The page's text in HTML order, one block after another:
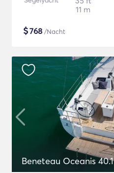
11 m
$768 /Nacht
Beneteau Oceanis 40.1